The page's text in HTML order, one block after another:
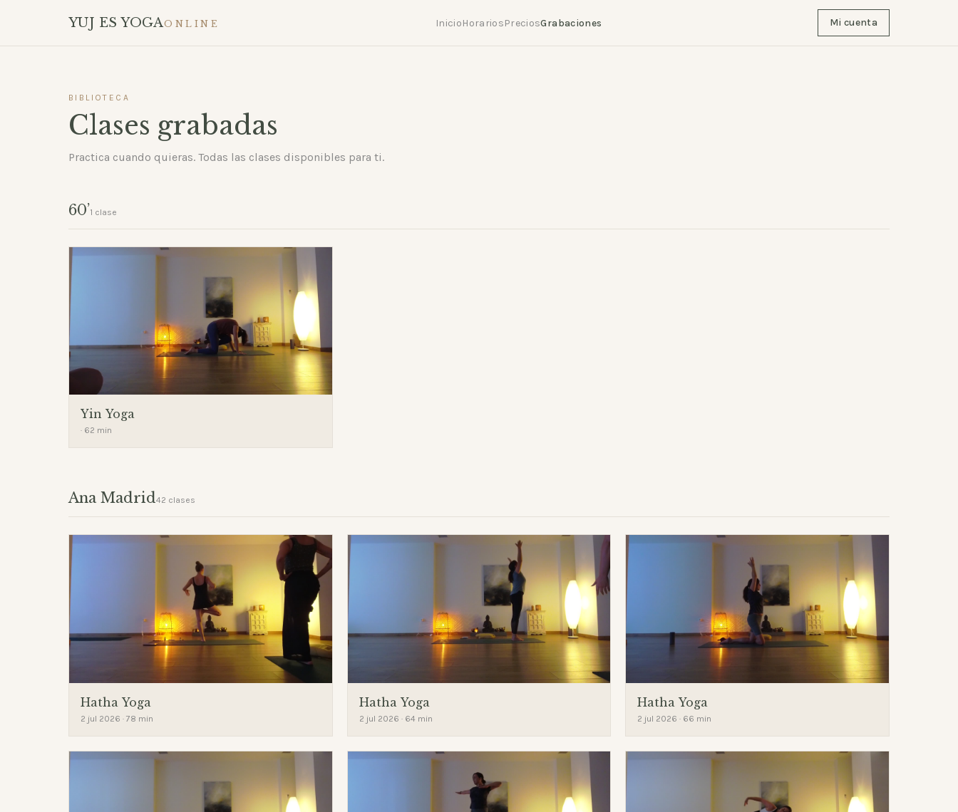
YUJ ES YOGAONLINE InicioHorariosPreciosGrabaciones Mi cuenta
BIBLIOTECA
Clases grabadas
Practica cuando quieras. Todas las clases disponibles para ti.
60’1 clase
Yin Yoga
· 62 min
Ana Madrid42 clases
Hatha Yoga
2 jul 2026 · 78 min
Hatha Yoga
2 jul 2026 · 64 min
Hatha Yoga
2 jul 2026 · 66 min